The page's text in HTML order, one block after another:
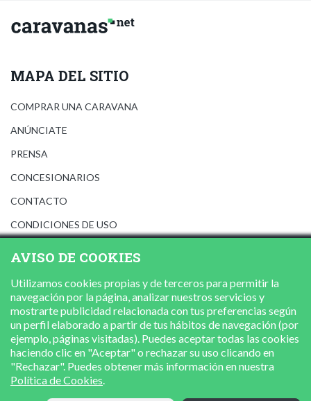
MAPA DEL SITIO
COMPRAR UNA CARAVANA
ANÚNCIATE
PRENSA
CONCESIONARIOS
CONTACTO
CONDICIONES DE USO
POLÍTICA DE COOKIES
AVISO DE COOKIES
Utilizamos cookies propias y de terceros para permitir la
navegación por la página, analizar nuestros servicios y
mostrarte publicidad relacionada con tus preferencias según
un perfil elaborado a partir de tus hábitos de navegación (por
ejemplo, páginas visitadas). Puedes aceptar todas las cookies
haciendo clic en "Aceptar" o rechazar su uso clicando en
"Rechazar". Puedes obtener más información en nuestra
Política de Cookies.